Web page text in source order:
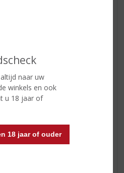
naar uw
winkels en ook
u 18 jaar of
18 jaar of ouder
in een gekoeld martiniglas.
met een halve
Of schenk direct uit
gekoelde fles en geniet!